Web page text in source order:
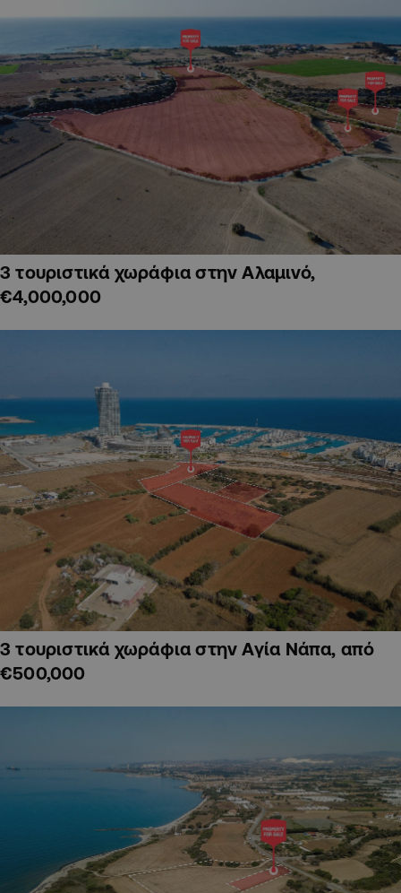
3 τουριστικά χωράφια στην Αλαμινό,
€4,000,000
3 τουριστικά χωράφια στην Αγία Νάπα, από
€500,000